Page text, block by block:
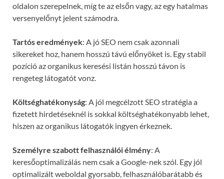
oldalon szerepelnek, míg te az elsőn vagy, az egy hatalmas
versenyelőnyt jelent számodra.
Tartós eredmények: A jó SEO nem csak azonnali
sikereket hoz, hanem hosszú távú előnyöket is. Egy stabil
pozíció az organikus keresési listán hosszú távon is
rengeteg látogatót vonz.
Költséghatékonyság: A jól megcélzott SEO stratégia a
fizetett hirdetéseknél is sokkal költséghatékonyabb lehet,
hiszen az organikus látogatók ingyen érkeznek.
Személyre szabott felhasználói élmény: A
keresőoptimalizálás nem csak a Google-nek szól. Egy jól
optimalizált weboldal gyorsabb, felhasználóbarátabb és